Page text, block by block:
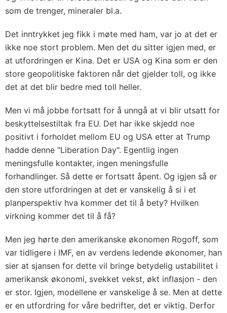
som de trenger, mineraler bl.a.
Det inntrykket jeg fikk i møte med ham, var jo at det er
ikke noe stort problem. Men det du sitter igjen med, er
at utfordringen er Kina. Det er USA og Kina som er den
store geopolitiske faktoren når det gjelder toll, og ikke
det at det blir bedre med toll heller.
Men vi må jobbe fortsatt for å unngå at vi blir utsatt for
beskyttelsestiltak fra EU. Det har ikke skjedd noe
positivt i forholdet mellom EU og USA etter at Trump
hadde denne "Liberation Day". Egentlig ingen
meningsfulle kontakter, ingen meningsfulle
forhandlinger. Så dette er fortsatt åpent. Og igjen så er
den store utfordringen at det er vanskelig å si i et
planperspektiv hva kommer det til å bety? Hvilken
virkning kommer det til å få?
Men jeg hørte den amerikanske økonomen Rogoff, som
var tidligere i IMF, en av verdens ledende økonomer, han
sier at sjansen for dette vil bringe betydelig ustabilitet i
amerikansk økonomi, svekket vekst, økt inflasjon - den
er stor. Igjen, modellene er vanskelige å se. Men at dette
er en utfordring for våre bedrifter, det er viktig. Derfor